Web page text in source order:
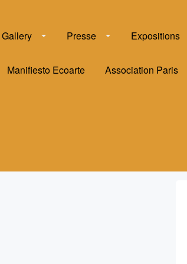
Presse Expositions
Manifiesto Ecoarte Association Paris